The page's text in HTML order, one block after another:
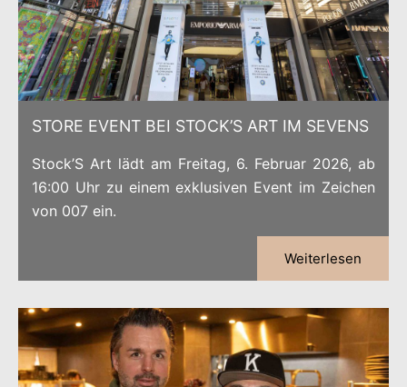
STORE EVENT BEI STOCK’S ART IM SEVENS
Stock’S Art lädt am Freitag, 6. Februar 2026, ab
16:00 Uhr zu einem exklusiven Event im Zeichen
von 007 ein.
Weiterlesen